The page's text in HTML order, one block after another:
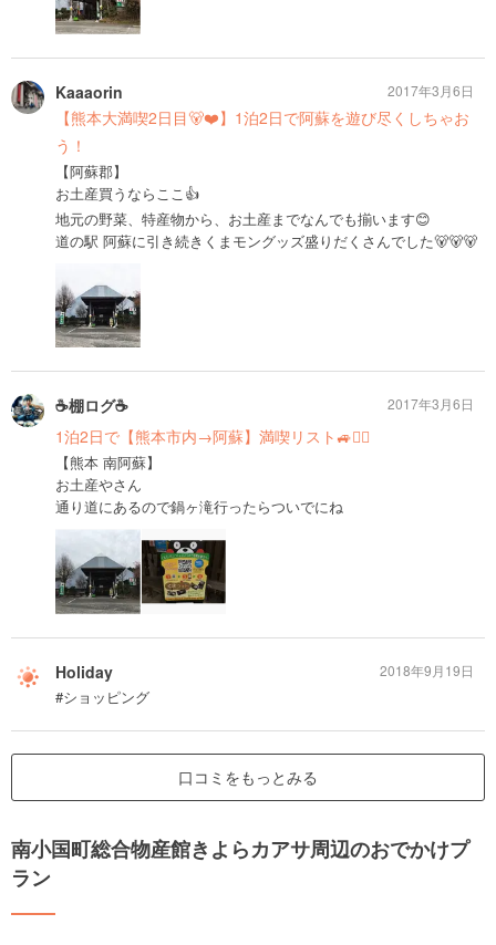
Kaaaorin
【熊本大満喫2日目🐻❤️】1泊2日で阿蘇を遊び尽くしちゃお
う！
【阿蘇郡】
お土産買うならここ👍
地元の野菜、特産物から、お土産までなんでも揃います😊
道の駅 阿蘇に引き続きくまモングッズ盛りだくさんでした🐻🐻🐻
2017年3月6日
☕️棚ログ☕️
1泊2日で【熊本市内→阿蘇】満喫リスト🚙☝🏻️
【熊本 南阿蘇】
お土産やさん
通り道にあるので鍋ヶ滝行ったらついでにね
2017年3月6日
Holiday
#ショッピング
2018年9月19日
口コミをもっとみる
南小国町総合物産館きよらカアサ周辺のおでかけプ
ラン